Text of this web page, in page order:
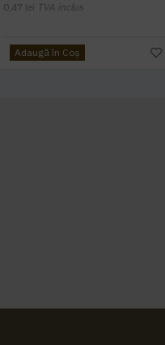
0,47 lei TVA inclus
Adaugă în Coş